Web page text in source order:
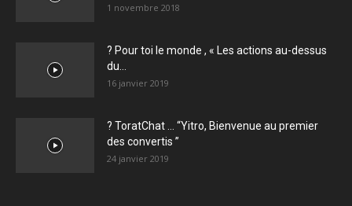
1 novembre 2018
? Pour toi le monde , « Les actions au-dessus
du...
16 janvier 2019
? ToratChat … “Yitro, Bienvenue au premier
des convertis ”
24 janvier 2019